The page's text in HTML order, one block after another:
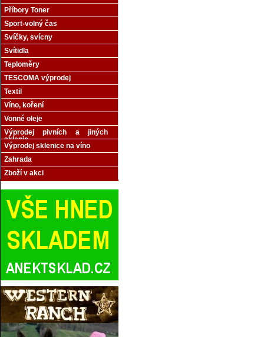
Příbory Toner
Sport-volný čas
Svíčky, svícny
Svítidla
Teploměry
TESCOMA výprodej
Textil
Víno, koření
Vonné oleje
Výprodej pivních a jiných
sklenic
Výprodej sklenice na víno
Zahrada
Zboží v akci